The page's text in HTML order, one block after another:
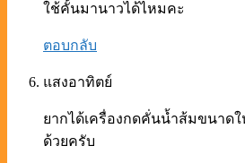
ใช้คั้นมานาวได้ไหมคะ
ตอบกลับ
แสงอาทิตย์
ยากได้เครื่องกดคั่นน้ำส้มขนาดใ
ด้วยครับ